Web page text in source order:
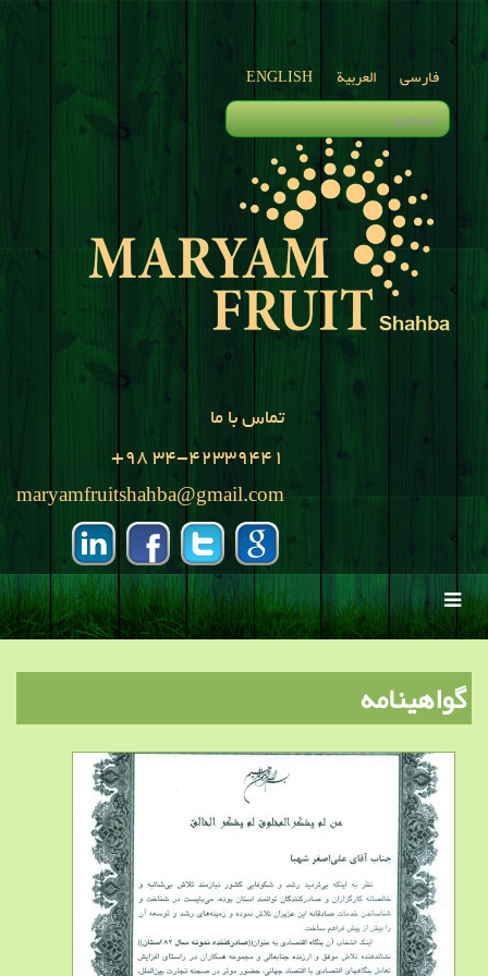
ENGLISH فارسی العربية
تماس با ما
+98 34-42339441
maryamfruitshahba@gmail.com
گواهینامه